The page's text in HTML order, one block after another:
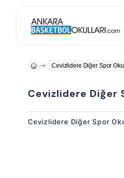
Cevizlidere Diğer Spor
Cevizlidere Diğer
Cevizlidere Diğer Spor